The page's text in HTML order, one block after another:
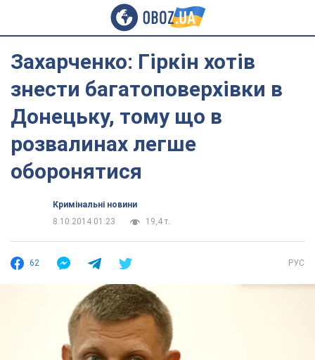
Захарченко: Гіркін хотів
знести багатоповерхівки в
Донецьку, тому що в
розвалинах легше
оборонятися
Кримінальні новини
8.10.2014 01:23
19,4 т.
62 РУС